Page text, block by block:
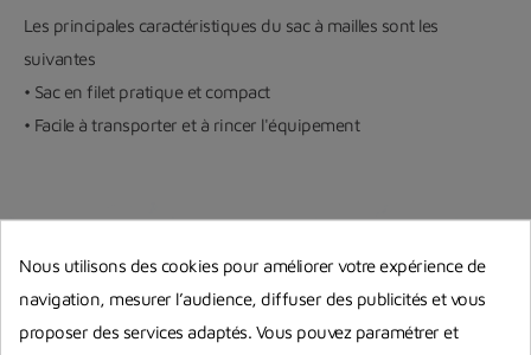
Les principales caractéristiques du sac à mailles sont les
suivantes
• Sac en filet pratique et compact
• Facile à transporter et à rincer l'équipement
Nous utilisons des cookies pour améliorer votre expérience de
navigation, mesurer l’audience, diffuser des publicités et vous
proposer des services adaptés. Vous pouvez paramétrer et